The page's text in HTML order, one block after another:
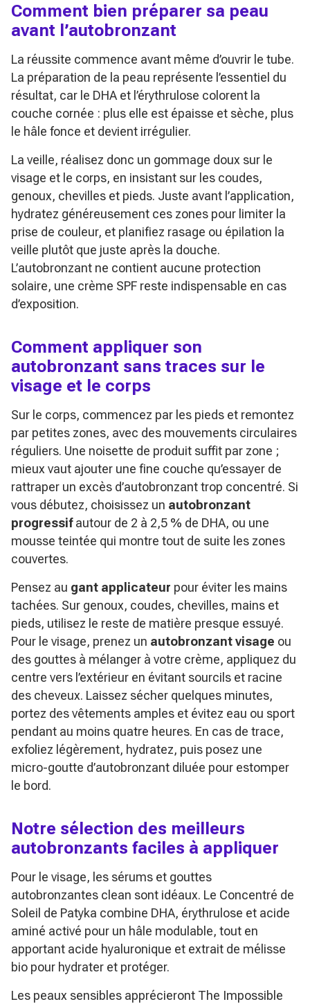
Comment bien préparer sa peau
avant l’autobronzant
La réussite commence avant même d’ouvrir le tube.
La préparation de la peau représente l’essentiel du
résultat, car le DHA et l’érythrulose colorent la
couche cornée : plus elle est épaisse et sèche, plus
le hâle fonce et devient irrégulier.
La veille, réalisez donc un gommage doux sur le
visage et le corps, en insistant sur les coudes,
genoux, chevilles et pieds. Juste avant l’application,
hydratez généreusement ces zones pour limiter la
prise de couleur, et planifiez rasage ou épilation la
veille plutôt que juste après la douche.
L’autobronzant ne contient aucune protection
solaire, une crème SPF reste indispensable en cas
d’exposition.
Comment appliquer son
autobronzant sans traces sur le
visage et le corps
Sur le corps, commencez par les pieds et remontez
par petites zones, avec des mouvements circulaires
réguliers. Une noisette de produit suffit par zone ;
mieux vaut ajouter une fine couche qu’essayer de
rattraper un excès d’autobronzant trop concentré. Si
vous débutez, choisissez un autobronzant
progressifautour de 2 à 2,5 % de DHA, ou une
mousse teintée qui montre tout de suite les zones
couvertes.
Pensez au gant applicateur pour éviter les mains
tachées. Sur genoux, coudes, chevilles, mains et
pieds, utilisez le reste de matière presque essuyé.
Pour le visage, prenez un autobronzant visage ou
des gouttes à mélanger à votre crème, appliquez du
centre vers l’extérieur en évitant sourcils et racine
des cheveux. Laissez sécher quelques minutes,
portez des vêtements amples et évitez eau ou sport
pendant au moins quatre heures. En cas de trace,
exfoliez légèrement, hydratez, puis posez une
micro-goutte d’autobronzant diluée pour estomper
le bord.
Notre sélection des meilleurs
autobronzants faciles à appliquer
Pour le visage, les sérums et gouttes
autobronzantes clean sont idéaux. Le Concentré de
Soleil de Patyka combine DHA, érythrulose et acide
aminé activé pour un hâle modulable, tout en
apportant acide hyaluronique et extrait de mélisse
bio pour hydrater et protéger.
Les peaux sensibles apprécieront The Impossible